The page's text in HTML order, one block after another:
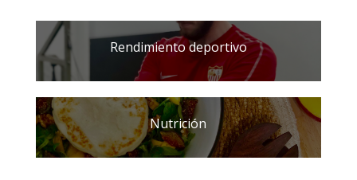
Rendimiento deportivo
Nutrición